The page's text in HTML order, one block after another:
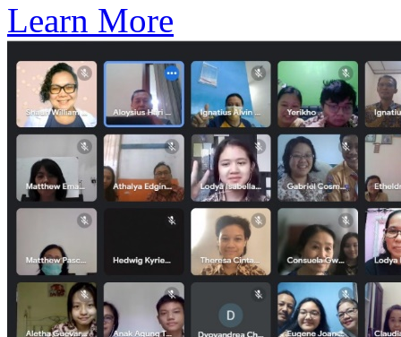
Learn More